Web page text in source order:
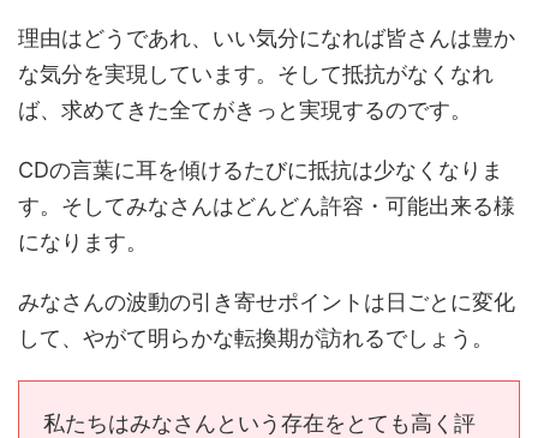
理由はどうであれ、いい気分になれば皆さんは豊か
な気分を実現しています。そして抵抗がなくなれ
ば、求めてきた全てがきっと実現するのです。
CDの言葉に耳を傾けるたびに抵抗は少なくなりま
す。そしてみなさんはどんどん許容・可能出来る様
になります。
みなさんの波動の引き寄せポイントは日ごとに変化
して、やがて明らかな転換期が訪れるでしょう。
私たちはみなさんという存在をとても高く評